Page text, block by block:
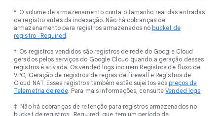
* O volume de armazenamento conta o tamanho real das entradas
de registro antes da indexação. Não há cobranças de
armazenamento para registros armazenados no bucket de
registro _Required .
† Os registros vendidos são registros de rede do Google Cloud
gerados pelos serviços do Google Cloud quando a geração desses
registros é ativada. Os vended logs incluem Registros de fluxo de
VPC, Geração de registros de regras de firewall e Registros de
Cloud NAT. Esses registros também estão sujeitos aos preços da
Telemetria de rede. Para mais informações, consulteVended logs.
‡ Não há cobranças de retenção para registros armazenados no
bucket de registros _Required, que tem um período de